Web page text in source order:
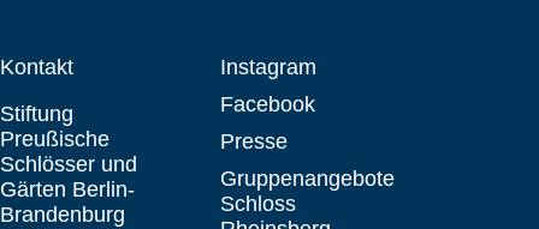
Kontakt
Stiftung
Preußische
Schlösser und
Gärten Berlin-
Brandenburg
Instagram
Facebook
Presse
Gruppenangebote
Schloss